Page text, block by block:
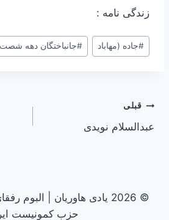
زندگی نامه :
#جاده (مهاباد #جانباختگان دهه
راهبری
نوشته
قبلی
عبدالسلام نویدی
© 2026 یادی هاوریان | البوم
حزب کمونیست